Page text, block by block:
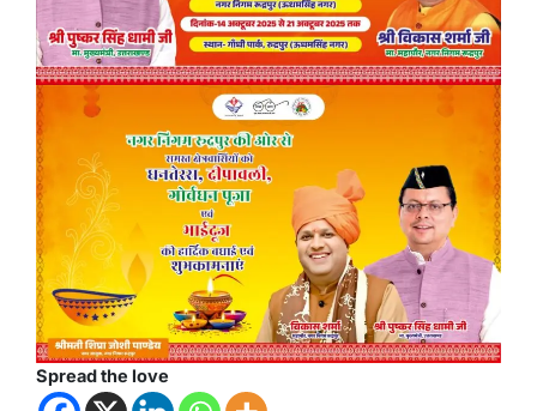
Spread the love